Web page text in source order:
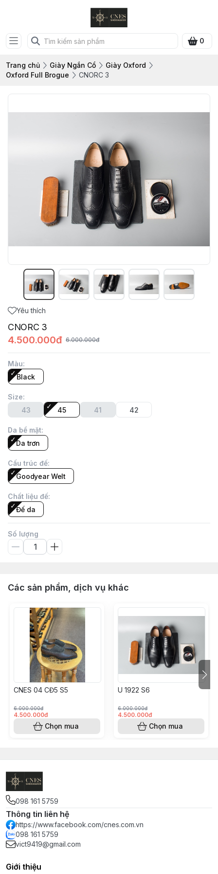
0
Trang chủ Giày Ngắn Cổ
Giày Oxford
Oxford Full Brogue
CNORC 3
Yêu thích
CNORC 3
4.500.000đ 6.000.000đ
Màu:
Black
Size:
43
45 41 42
Da bề mặt:
Da trơn
Cấu trúc đế:
Goodyear Welt
Chất liệu đế:
Đế da
Số lượng
Các sản phẩm, dịch vụ khác
CNES 04 CĐ5 S5
6.000.000đ
4.500.000đ
Chọn mua
U 1922 S6
6.000.000đ
4.500.000đ
Chọn mua
098 161 5759
Thông tin liên hệ
https://www.facebook.com/cnes.com.vn
098 161 5759
vict9419@gmail.com
Giới thiệu